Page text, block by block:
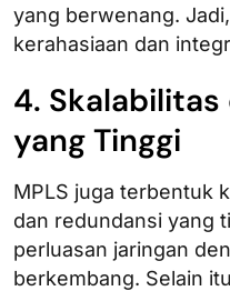
yang berwenang.
kerahasiaan dan
4. Skalabilitas
yang Tinggi
MPLS juga terbentuk
dan redundansi yang
perluasan jaringan
berkembang. Selain